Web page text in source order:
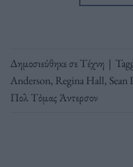
Δημοσιεύθηκε σεΤέχνη |
Anderson, Regina Hall, Sean
Πολ Τόμας Άντερσον